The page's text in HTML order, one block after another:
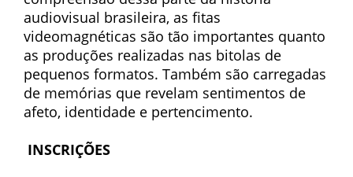
audiovisual brasileira, as fitas
videomagnéticas são tão importantes quanto
as produções realizadas nas bitolas de
pequenos formatos. Também são carregadas
de memórias que revelam sentimentos de
afeto, identidade e pertencimento.
INSCRIÇÕES